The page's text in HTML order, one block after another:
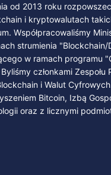
od 2013 roku
i kryptowalutach
Współpracowaliśmy
strumienia "Blockchain/
w ramach programu
członkami Zespołu
i Walut
Bitcoin, Izbą
oraz z licznymi